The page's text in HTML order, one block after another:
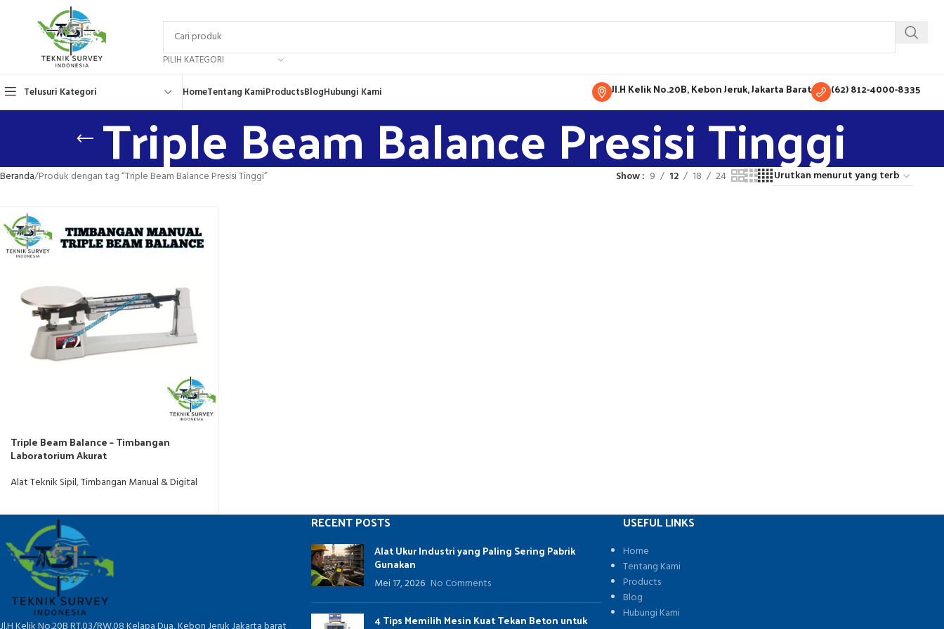
PILIH KATEGORI
Telusuri Kategori HomeTentang KamiProductsBlogHubungi Kami Jl.H Kelik No.20B, Kebon Jeruk, Jakarta Barat (62) 812-4000-8335
Triple Beam Balance Presisi Tinggi
Beranda Produk dengan tag “Triple Beam Balance Presisi Tinggi” Show 9 12 18 24
Triple Beam Balance – Timbangan
Laboratorium Akurat
Alat Teknik Sipil,Timbangan Manual & Digital
RECENT POSTS
Alat Ukur Industri yang Paling Sering Pabrik
Gunakan
Mei 17, 2026 No Comments
4 Tips Memilih Mesin Kuat Tekan Beton untuk
USEFUL LINKS
Home
Tentang Kami
Products
Blog
Hubungi Kami